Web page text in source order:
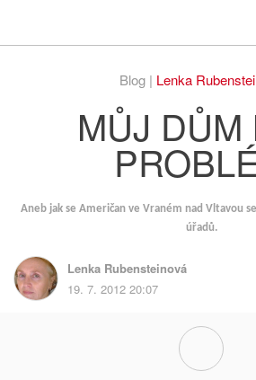
Blog | Lenka
MŮJ DŮM
Aneb jak se Američan ve Vraném nad Vltavou
úřadů.
Lenka Rubensteinová
19. 7. 2012 20:07